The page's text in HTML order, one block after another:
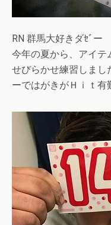
RN 群馬大好きダｾﾞー
今年の夏から、アイ
せびらかせ練習しまし
ーではがきがＨｉｔ有